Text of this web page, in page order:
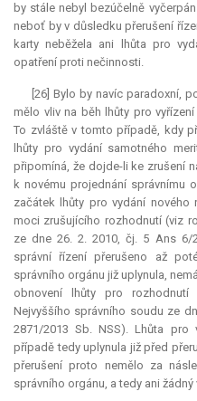
by stále nebyl bezúčelně
neboť by v důsledku přerušení
karty neběžela ani lhůta pro
opatření proti nečinnosti.
[26] Bylo by navíc paradoxní,
mělo vliv na běh lhůty pro
To zvláště v tomto případě, kdy
lhůty pro vydání samotného
připomíná, že dojde-li ke zrušení
k novému projednání správnímu
začátek lhůty pro vydání
moci zrušujícího rozhodnutí (viz
ze dne 26. 2. 2010, čj. 5 Ans 6/
správní řízení přerušeno až
správního orgánu již uplynula,
obnovení lhůty pro rozhodnutí
Nejvyššího správního soudu ze
2871/2013 Sb. NSS). Lhůta pro
případě tedy uplynula již před
přerušení proto nemělo za
správního orgánu, a tedy ani žádný